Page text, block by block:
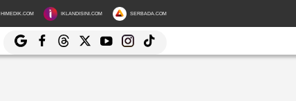
HIMEDIK.COM IKLANDISINI.COM SERBADA.COM